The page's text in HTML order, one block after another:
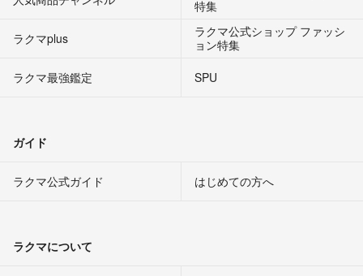
特集
ラクマplus
ラクマ公式ショップ ファッシ
ョン特集
ラクマ最強鑑定
SPU
ガイド
ラクマ公式ガイド はじめての方へ
ラクマについて